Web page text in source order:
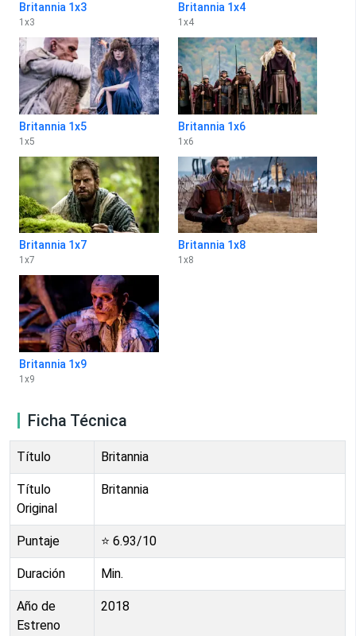
Britannia 1x3
1 x3
Britannia 1x4
1 x4
Britannia 1x5
1 x5
Britannia 1x6
1 x6
Britannia 1x7
1 x7
Britannia 1x8
1 x8
Britannia 1x9
1 x9
Ficha Técnica
Título Britannia
Título
Original
Britannia
Puntaje ⭐ 6.93/10
Duración Min.
Año de
Estreno
2018